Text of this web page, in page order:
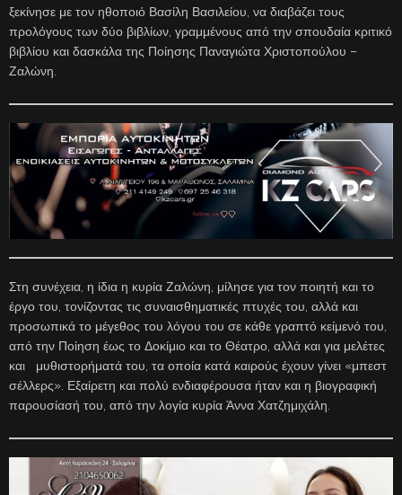
ξεκίνησε με τον ηθοποιό Βασίλη Βασιλείου, να διαβάζει τους
προλόγους των δύο βιβλίων, γραμμένους από την σπουδαία κριτικό
βιβλίου και δασκάλα της Ποίησης Παναγιώτα Χριστοπούλου –
Ζαλώνη.
Στη συνέχεια, η ίδια η κυρία Ζαλώνη, μίλησε για τον ποιητή και το
έργο του, τονίζοντας τις συναισθηματικές πτυχές του, αλλά και
προσωπικά το μέγεθος του λόγου του σε κάθε γραπτό κείμενό του,
από την Ποίηση έως το Δοκίμιο και το Θέατρο, αλλά και για μελέτες
και μυθιστορήματά του, τα οποία κατά καιρούς έχουν γίνει «μπεστ
σέλλερς». Εξαίρετη και πολύ ενδιαφέρουσα ήταν και η βιογραφική
παρουσίασή του, από την λογία κυρία Άννα Χατζημιχάλη.